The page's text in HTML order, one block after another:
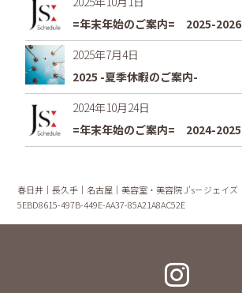
=年末年始のご案内= 2025-2026
2025年7月4日
2025 -夏季休暇のご案内-
2024年10月24日
=年末年始のご案内= 2024-2025
春日井｜長久手｜名古屋｜美容室・美容院 J's－ジェイズ
5EBD8615-497B-449E-AA37-85A21A8AC52E